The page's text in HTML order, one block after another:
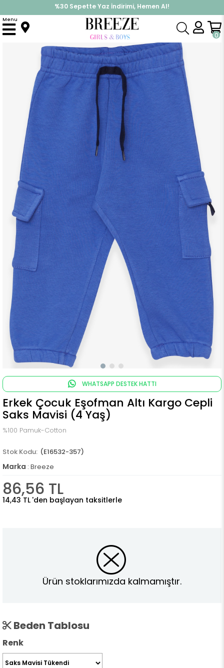
%30 Sepette Yaz İndirimi, Hemen Al!
İndirimlere ek %10 İndirimi Kap, Hemen Üye Ol!
0
Menu
Anasayfa Alt Giyim Eşofman Altı Erkek Çocuk Eşofman Altı Kargo Cepli Saks Mavisi (4 Yaş)
WHATSAPP DESTEK HATTI
Erkek Çocuk Eşofman Altı Kargo Cepli
Saks Mavisi (4 Yaş)
%100 Pamuk-Cotton
(E16532-357)
Marka : Breeze
86,56 TL
14,43 TL 'den başlayan taksitlerle
Ürün stoklarımızda kalmamıştır.
Beden Tablosu
Renk